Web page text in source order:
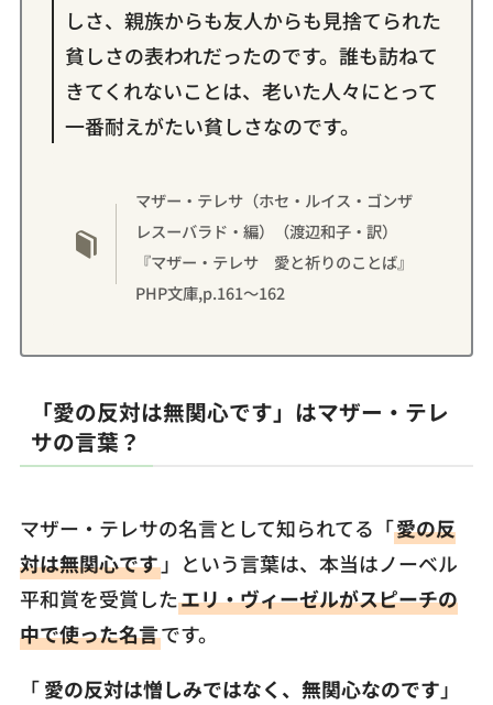
しさ、親族からも友人からも見捨てられた
貧しさの表われだったのです。誰も訪ねて
きてくれないことは、老いた人々にとって
一番耐えがたい貧しさなのです。
マザー・テレサ（ホセ・ルイス・ゴンザ
レスーバラド・編）（渡辺和子・訳）
『マザー・テレサ 愛と祈りのことば』
PHP文庫,p.161〜162
「愛の反対は無関心です」はマザー・テレ
サの言葉 ？
マザー・テレサの名言として知られてる「愛の反
対は無関心です」という言葉は、本当はノーベル
平和賞を受賞したエリ・ヴィーゼルがスピーチの
中で使った名言です。
「愛の反対は憎しみではなく、無関心なのです」